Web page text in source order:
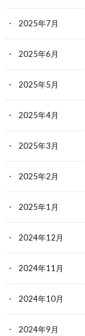
2025年7月
2025年6月
2025年5月
2025年4月
2025年3月
2025年2月
2025年1月
2024年12月
2024年11月
2024年10月
2024年9月